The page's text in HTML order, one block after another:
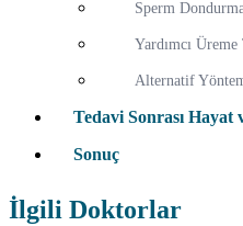
Sperm
Yardımcı
Alternatif
Tedavi Sonrası Hayat
Sonuç
İlgili Doktorlar